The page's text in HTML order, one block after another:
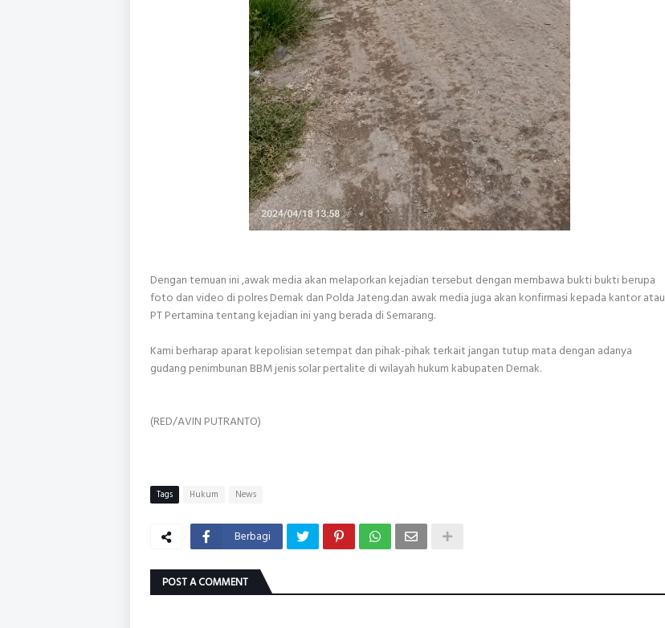
Dengan temuan ini ,awak media akan melaporkan kejadian tersebut dengan membawa bukti bukti berupa
foto dan video di polres Demak dan Polda Jateng.dan awak media juga akan konfirmasi kepada kantor atau
PT Pertamina tentang kejadian ini yang berada di Semarang.
Kami berharap aparat kepolisian setempat dan pihak-pihak terkait jangan tutup mata dengan adanya
gudang penimbunan BBM jenis solar pertalite di wilayah hukum kabupaten Demak.
(RED/AVIN PUTRANTO)
Tags Hukum News
Berbagi
POST A COMMENT